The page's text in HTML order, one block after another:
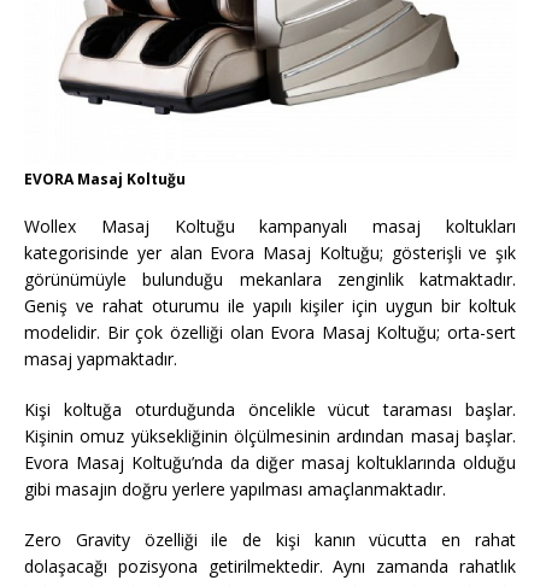
EVORA Masaj Koltuğu
Wollex Masaj Koltuğu kampanyalı masaj koltukları
kategorisinde yer alan Evora Masaj Koltuğu; gösterişli ve şık
görünümüyle bulunduğu mekanlara zenginlik katmaktadır.
Geniş ve rahat oturumu ile yapılı kişiler için uygun bir koltuk
modelidir. Bir çok özelliği olan Evora Masaj Koltuğu; orta-sert
masaj yapmaktadır.
Kişi koltuğa oturduğunda öncelikle vücut taraması başlar.
Kişinin omuz yüksekliğinin ölçülmesinin ardından masaj başlar.
Evora Masaj Koltuğu’nda da diğer masaj koltuklarında olduğu
gibi masajın doğru yerlere yapılması amaçlanmaktadır.
Zero Gravity özelliği ile de kişi kanın vücutta en rahat
dolaşacağı pozisyona getirilmektedir. Aynı zamanda rahatlık